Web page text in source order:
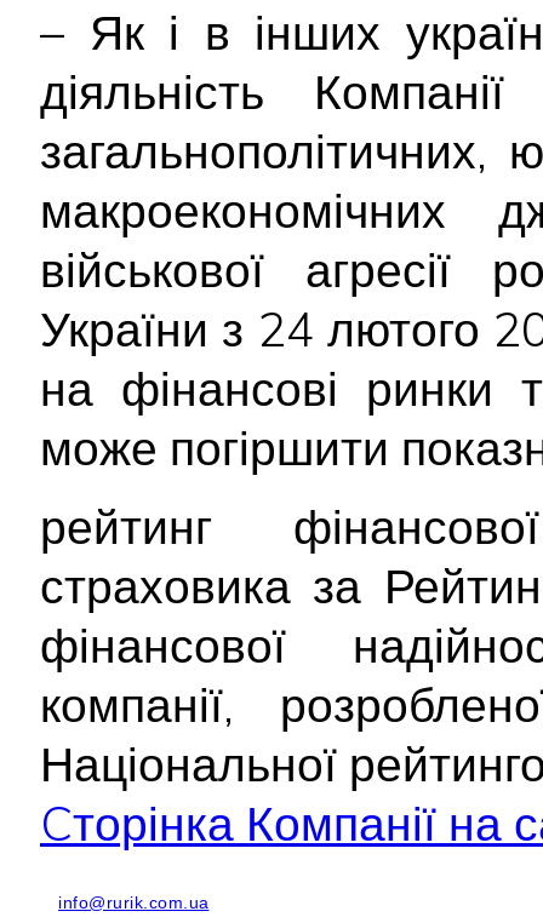
– Як і в інших
діяльність
загальнополітичних,
макроекономічних
військової агресії
України з 24 лютого
на фінансові ринки
може погіршити
рейтинг
страховика за
фінансової
компанії,
Національної
Cторінка Компанії на
info@rurik.com.ua